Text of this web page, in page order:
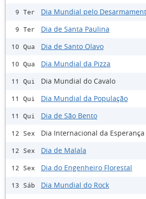
9 Ter Dia Mundial pelo
9 Ter Dia de Santa Paulina
10 Qua Dia de Santo Olavo
10 Qua Dia Mundial da Pizza
11 Qui Dia Mundial do Cavalo
11 Qui Dia Mundial da População
11 Qui Dia de São Bento
12 Sex Dia Internacional da Esperança
12 Sex Dia de Malala
12 Sex Dia do Engenheiro Florestal
13 Sáb Dia Mundial do Rock